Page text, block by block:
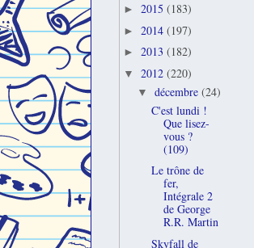
► 2015 (183)
► 2014 (197)
► 2013 (182)
▼ 2012 (220)
▼ décembre (24)
C'est lundi !
Que lisez-
vous ?
(109)
Le trône de
fer,
Intégrale 2
de George
R.R. Martin
Skyfall de